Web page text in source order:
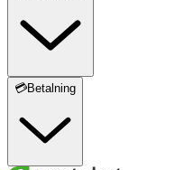
💳Betalning